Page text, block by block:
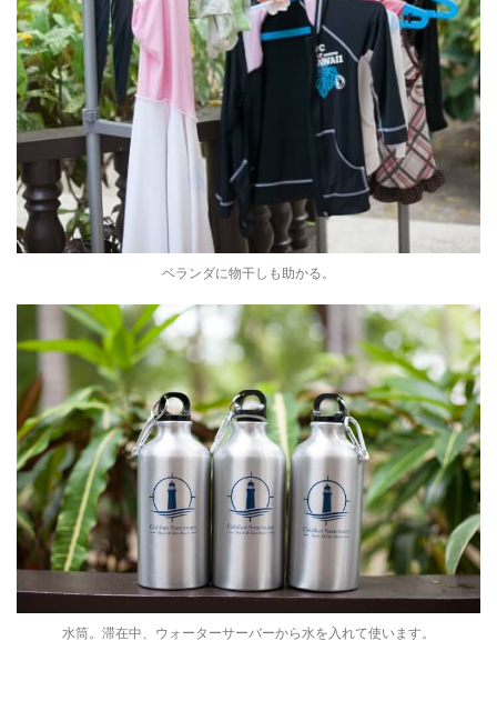
ベランダに物干しも助かる。
水筒。滞在中、ウォーターサーバーから水を入れて使います。